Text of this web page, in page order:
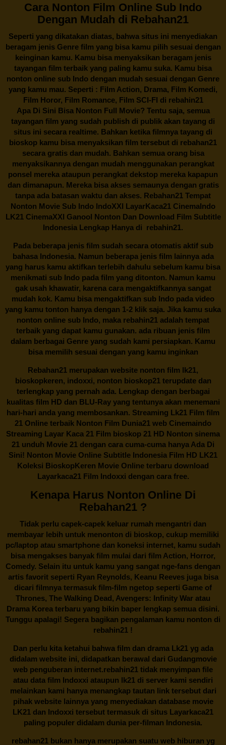
Cara Nonton Film Online Sub Indo
Dengan Mudah di Rebahan21
Seperti yang dikatakan diatas, bahwa situs ini menyediakan
beragam jenis Genre film yang bisa kamu pilih sesuai dengan
keinginan kamu. Kamu bisa menyaksikan beragam jenis
tayangan film terbaik yang paling kamu suka. Kamu bisa
nonton online sub Indo dengan mudah sesuai dengan Genre
yang kamu mau. Seperti : Film Action, Drama, Film Komedi,
Film Horor, Film Romance, Film SCI-FI di rebahin21
Apa Di Sini Bisa Nonton Full Movie? Tentu saja, semua
tayangan film yang sudah publish di publik akan tayang di
situs ini secara realtime. Bahkan ketika filmnya tayang di
bioskop kamu bisa menyaksikan film tersebut di rebahan21
secara gratis dan mudah. Bahkan semua orang bisa
menyaksikannya dengan mudah menggunakan perangkat
ponsel mereka ataupun perangkat dekstop mereka kapapun
dan dimanapun. Mereka bisa akses semaunya dengan gratis
tanpa ada batasan waktu dan akses. Rebahan21 Tempat
Nonton Movie Sub Indo IndoXXI LayarKaca21 CinemaIndo
LK21 CinemaXXI Ganool Nonton Dan Download Film Subtitle
Indonesia Lengkap Hanya di rebahin21.
Pada beberapa jenis film sudah secara otomatis aktif sub
bahasa Indonesia. Namun beberapa jenis film lainnya ada
yang harus kamu aktifkan terlebih dahulu sebelum kamu bisa
menikmati sub Indo pada film yang ditonton. Namun kamu
gak usah khawatir, karena cara mengaktifkannya sangat
mudah kok. Kamu bisa mengaktifkan sub Indo pada video
yang kamu tonton hanya dengan 1-2 klik saja. Jika kamu suka
nonton online sub Indo, maka rebahin21 adalah tempat
terbaik yang dapat kamu gunakan. ada ribuan jenis film
dalam berbagai Genre yang sudah kami persiapkan. Kamu
bisa memilih sesuai dengan yang kamu inginkan
Rebahan21 merupakan website nonton film lk21,
bioskopkeren, indoxxi, nonton bioskop21 terupdate dan
terlengkap yang pernah ada. Lengkap dengan berbagai
kualitas film HD dan BLU-Ray yang tentunya akan menemani
hari-hari anda yang membosankan. Streaming Lk21 Film film
21 Online terbaik Nonton Film Dunia21 web Cinemaindo
Streaming Layar Kaca 21 Film bioskop 21 HD Nonton sinema
21 unduh Movie 21 dengan cara cuma-cuma hanya Ada Di
Sini! Nonton Movie Online Subtitle Indonesia Film HD LK21
Koleksi BioskopKeren Movie Online terbaru download
Layarkaca21 Film Indoxxi dengan cara free.
Kenapa Harus Nonton Online Di
Rebahan21 ?
Tidak perlu capek-capek keluar rumah mengantri dan
membayar lebih untuk menonton di bioskop, cukup memiliki
pc/laptop atau smartphone dan koneksi internet, kamu sudah
bisa mengakses banyak film mulai dari film Action, Horror,
Comedy. Selain itu untuk kamu yang sangat nge-fans dengan
artis favorit seperti Ryan Reynolds, Keanu Reeves juga bisa
dicari filmnya termasuk film-film ngetop seperti Game of
Thrones, The Walking Dead, Avengers: Infinity War atau
Drama Korea terbaru yang bikin baper lengkap semua disini.
Tunggu apalagi! Segera bagikan pengalaman kamu nonton di
rebahin21 !
Dan perlu kita ketahui bahwa film dan dramaLk21yg ada
didalam website ini, didapatkan berawal dari Gudangmovie
web penguberan internet.rebahin21 tidak menyimpan file
atau data film Indoxxi ataupun lk21 di server kami sendiri
melainkan kami hanya menangkap tautan link tersebut dari
pihak website lainnya yang menyediakan database movie
LK21 dan Indoxxi tersebut termasuk di situs Layarkaca21
paling populer didalam dunia per-filman Indonesia.
rebahan21bukan hanya merupakan suatu web hiburan yg